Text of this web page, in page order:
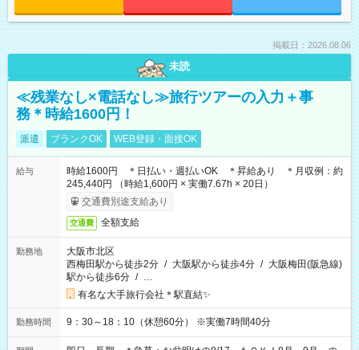
掲載日：2026.08.06
未読
≪残業なし×電話なし≫旅行ツアーの入力＋事
務＊時給1600円！
派遣 ブランクOK WEB登録・面接OK
給与
時給1600円 ＊日払い・週払いOK ＊昇給あり ＊月収例：約
245,440円 （時給1,600円 × 実働7.67h × 20日）
交通費別途支給あり
交通費 全額支給
勤務地
大阪市北区
西梅田駅から徒歩2分 / 大阪駅から徒歩4分 / 大阪梅田(阪急線)
駅から徒歩6分 / …
有名な大手旅行会社＊駅直結✨
勤務時間 9：30～18：10（休憩60分） ※実働7時間40分